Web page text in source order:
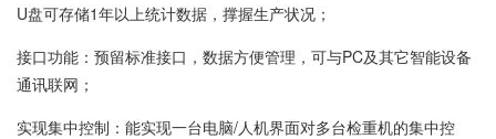
U盘可存储1年以上统计数据，撑握生产状况；
接口功能：预留标准接口，数据方便管理，可与PC及其它智能设备
通讯联网；
实现集中控制：能实现一台电脑/人机界面对多台检重机的集中控